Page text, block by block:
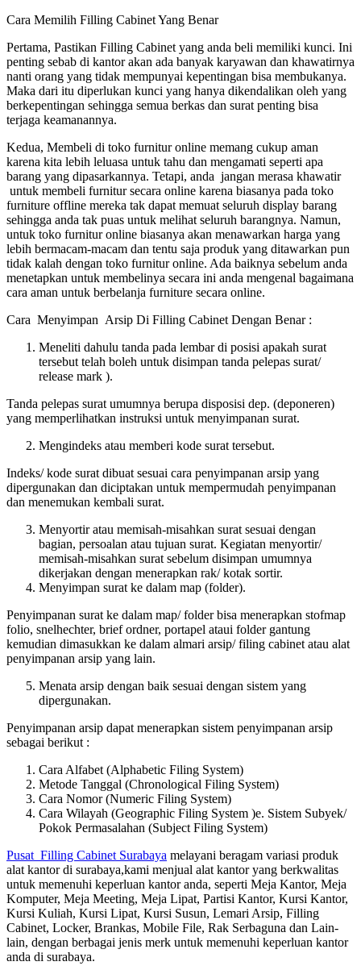
Cara Memilih Filling Cabinet Yang Benar
Pertama, Pastikan Filling Cabinet yang anda beli memiliki kunci. Ini
penting sebab di kantor akan ada banyak karyawan dan khawatirnya
nanti orang yang tidak mempunyai kepentingan bisa membukanya.
Maka dari itu diperlukan kunci yang hanya dikendalikan oleh yang
berkepentingan sehingga semua berkas dan surat penting bisa
terjaga keamanannya.
Kedua, Membeli di toko furnitur online memang cukup aman
karena kita lebih leluasa untuk tahu dan mengamati seperti apa
barang yang dipasarkannya. Tetapi, anda jangan merasa khawatir
untuk membeli furnitur secara online karena biasanya pada toko
furniture offline mereka tak dapat memuat seluruh display barang
sehingga anda tak puas untuk melihat seluruh barangnya. Namun,
untuk toko furnitur online biasanya akan menawarkan harga yang
lebih bermacam-macam dan tentu saja produk yang ditawarkan pun
tidak kalah dengan toko furnitur online. Ada baiknya sebelum anda
menetapkan untuk membelinya secara ini anda mengenal bagaimana
cara aman untuk berbelanja furniture secara online.
Cara Menyimpan Arsip Di Filling Cabinet Dengan Benar :
Meneliti dahulu tanda pada lembar di posisi apakah surat
tersebut telah boleh untuk disimpan tanda pelepas surat/
release mark ).
Tanda pelepas surat umumnya berupa disposisi dep. (deponeren)
yang memperlihatkan instruksi untuk menyimpanan surat.
Mengindeks atau memberi kode surat tersebut.
Indeks/ kode surat dibuat sesuai cara penyimpanan arsip yang
dipergunakan dan diciptakan untuk mempermudah penyimpanan
dan menemukan kembali surat.
Menyortir atau memisah-misahkan surat sesuai dengan
bagian, persoalan atau tujuan surat. Kegiatan menyortir/
memisah-misahkan surat sebelum disimpan umumnya
dikerjakan dengan menerapkan rak/ kotak sortir.
Menyimpan surat ke dalam map (folder).
Penyimpanan surat ke dalam map/ folder bisa menerapkan stofmap
folio, snelhechter, brief ordner, portapel ataui folder gantung
kemudian dimasukkan ke dalam almari arsip/ filing cabinet atau alat
penyimpanan arsip yang lain.
Menata arsip dengan baik sesuai dengan sistem yang
dipergunakan.
Penyimpanan arsip dapat menerapkan sistem penyimpanan arsip
sebagai berikut :
Cara Alfabet (Alphabetic Filing System)
Metode Tanggal (Chronological Filing System)
Cara Nomor (Numeric Filing System)
Cara Wilayah (Geographic Filing System )e. Sistem Subyek/
Pokok Permasalahan (Subject Filing System)
Pusat Filling Cabinet Surabaya melayani beragam variasi produk
alat kantor di surabaya,kami menjual alat kantor yang berkwalitas
untuk memenuhi keperluan kantor anda, seperti Meja Kantor, Meja
Komputer, Meja Meeting, Meja Lipat, Partisi Kantor, Kursi Kantor,
Kursi Kuliah, Kursi Lipat, Kursi Susun, Lemari Arsip, Filling
Cabinet, Locker, Brankas, Mobile File, Rak Serbaguna dan Lain-
lain, dengan berbagai jenis merk untuk memenuhi keperluan kantor
anda di surabaya.